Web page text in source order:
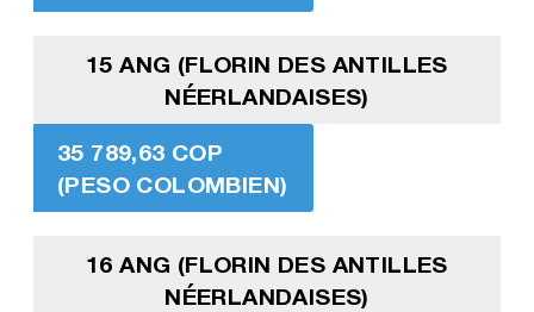
15 ANG (FLORIN DES ANTILLES
NÉERLANDAISES)
35 789,63 COP
(PESO COLOMBIEN)
16 ANG (FLORIN DES ANTILLES
NÉERLANDAISES)